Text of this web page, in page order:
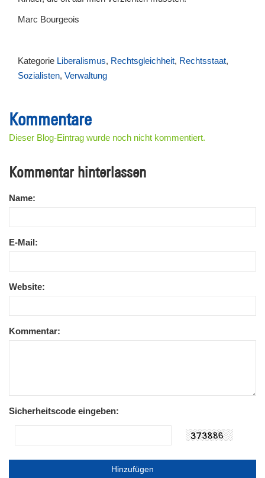
Marc Bourgeois
Kategorie Liberalismus, Rechtsgleichheit, Rechtsstaat,
Sozialisten, Verwaltung
Kommentare
Dieser Blog-Eintrag wurde noch nicht kommentiert.
Kommentar hinterlassen
Name:
E-Mail:
Website:
Kommentar:
Sicherheitscode eingeben: